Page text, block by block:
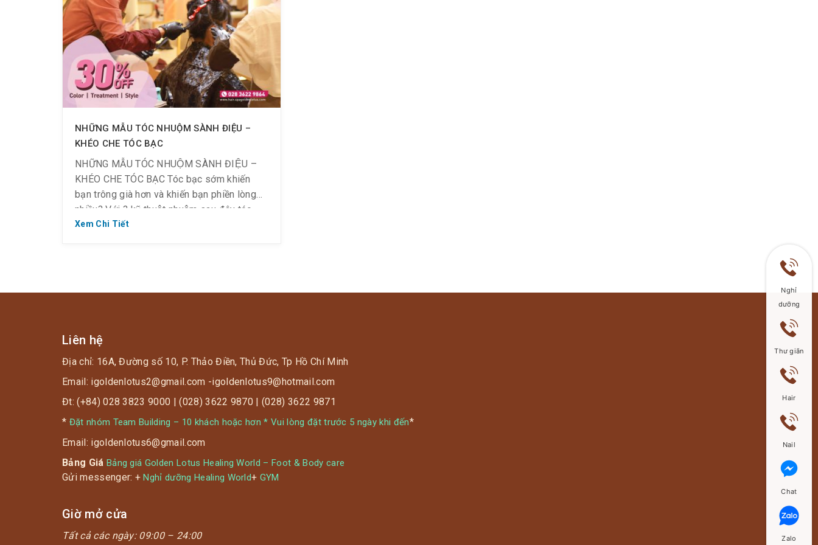
NHỮNG MẪU TÓC NHUỘM SÀNH ĐIỆU –
KHÉO CHE TÓC BẠC
NHỮNG MẪU TÓC NHUỘM SÀNH ĐIỆU –
KHÉO CHE TÓC BẠC Tóc bạc sớm khiến
bạn trông già hơn và khiến bạn phiền lòng
nhiều? Với 3 kỹ thuật nhuộm sau đây tóc
bạc không còn là nỗi lo mà giúp mái tóc
Xem Chi Tiết
Liên hệ
Địa chỉ: 16A, Đường số 10, P. Thảo Điền, Thủ Đức, Tp Hồ Chí Minh
Email: igoldenlotus2@gmail.com -igoldenlotus9@hotmail.com
Đt: (+84) 028 3823 9000 | (028) 3622 9870 | (028) 3622 9871
* Đặt nhóm Team Building – 10 khách hoặc hơn * Vui lòng đặt trước 5 ngày khi đến*
Email: igoldenlotus6@gmail.com
Bảng Giá Bảng giá Golden Lotus Healing World – Foot & Body care
Gửi messenger: +Nghỉ dưỡng Healing World+ GYM
Giờ mở cửa
Tất cả các ngày: 09:00 – 24:00
Nghỉ
dưỡng
Thư giãn
Hair
Nail
Chat
Zalo